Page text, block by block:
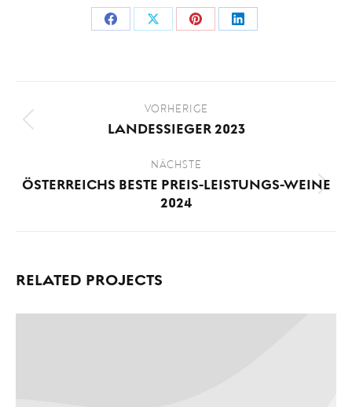
Anteil Anteil Anteil Anteil
navigation
VORHERIGE
Previous
LANDESSIEGER 2023
NÄCHSTE
Next
ÖSTERREICHS BESTE PREIS-LEISTUNGS-WEINE
2024
RELATED PROJECTS